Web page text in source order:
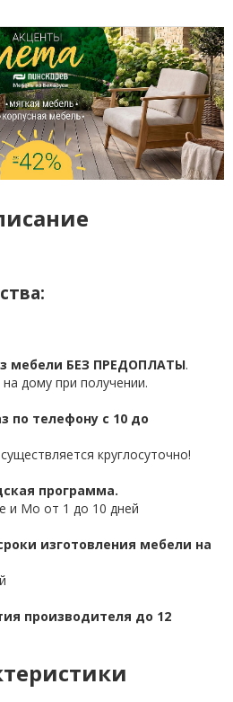
мебели БЕЗ ПРЕДОПЛАТЫ.
дому при получении.
по телефону с 10 до
круглосуточно!
программа.
и Мо от 1 до 10 дней
изготовления мебели на
производителя до 12